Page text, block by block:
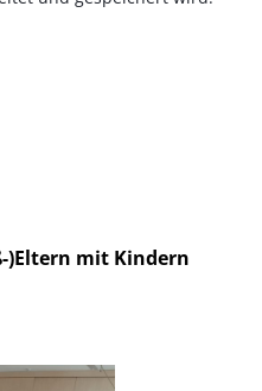
)Eltern mit Kindern